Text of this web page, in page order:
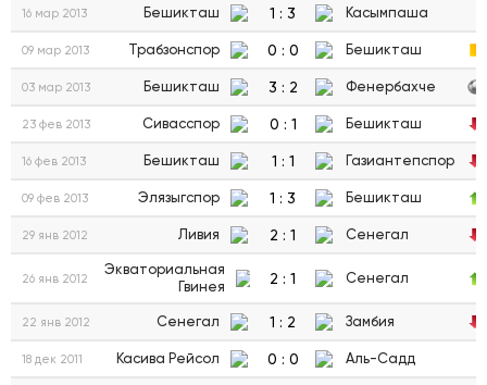
16 мар 2013 Бешикташ 1 : 3 Касымпаша
09 мар 2013 Трабзонспор 0 : 0 Бешикташ
03 мар 2013 Бешикташ 3 : 2 Фенербахче
23 фев 2013 Сивасспор 0 : 1 Бешикташ
16 фев 2013 Бешикташ 1 : 1 Газиантепспор
09 фев 2013 Элязыгспор 1 : 3 Бешикташ
29 янв 2012 Ливия 2 : 1 Сенегал
26 янв 2012
Экваториальная
Гвинея
2 : 1 Сенегал
22 янв 2012 Сенегал 1 : 2 Замбия
18 дек 2011 Касива Рейсол 0 : 0 Аль-Садд